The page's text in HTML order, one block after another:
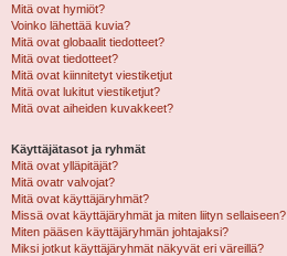
Mitä ovat hymiöt?
Voinko lähettää kuvia?
Mitä ovat globaalit tiedotteet?
Mitä ovat tiedotteet?
Mitä ovat kiinnitetyt viestiketjut
Mitä ovat lukitut viestiketjut?
Mitä ovat aiheiden kuvakkeet?
Käyttäjätasot ja ryhmät
Mitä ovat ylläpitäjät?
Mitä ovatr valvojat?
Mitä ovat käyttäjäryhmät?
Missä ovat käyttäjäryhmät ja miten liityn sellaiseen?
Miten pääsen käyttäjäryhmän johtajaksi?
Miksi jotkut käyttäjäryhmät näkyvät eri väreillä?